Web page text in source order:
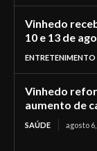
Vinhedo
10 e 13 de
ENTRETENIMENTO
Vinhedo
aumento de
SAÚDE agosto